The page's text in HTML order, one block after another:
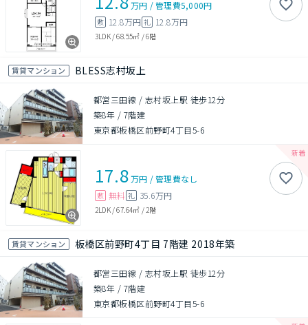
万円 /管理費5,000円
敷 12.8万円 礼 12.8万円
3LDK/68.55㎡ /6階
賃貸マンション BLESS志村坂上
都営三田線 / 志村坂上駅 徒歩12分
築8年 / 7階建
東京都板橋区前野町4丁目5-6
17.8万円 /管理費なし
敷 無料 礼 35.6万円
2LDK/67.64㎡ / 2階
賃貸マンション 板橋区前野町4丁目 7階建 2018年築
都営三田線 / 志村坂上駅 徒歩12分
築8年 / 7階建
東京都板橋区前野町4丁目5-6